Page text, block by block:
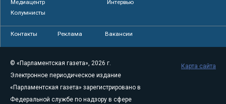
Медиацентр
Интервью
Колумнисты
Контакты Реклама Вакансии
© «Парламентская газета», 2026 г.
Электронное периодическое издание
«Парламентская газета» зарегистрировано в
Федеральной службе по надзору в сфере
Карта сайта